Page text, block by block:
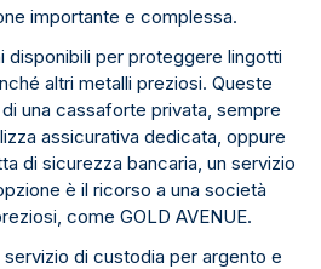
importante e complessa.
disponibili per proteggere lingotti
altri metalli preziosi. Queste
una cassaforte privata, sempre
assicurativa dedicata, oppure
di sicurezza bancaria, un servizio
è il ricorso a una società
come GOLD AVENUE.
servizio di custodia per argento e